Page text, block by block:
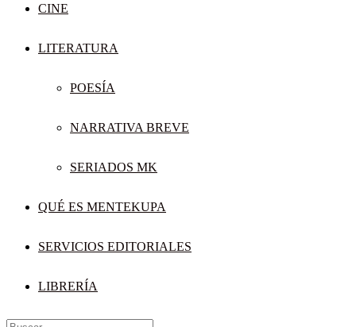
CINE
LITERATURA
POESÍA
NARRATIVA BREVE
SERIADOS MK
QUÉ ES MENTEKUPA
SERVICIOS EDITORIALES
LIBRERÍA